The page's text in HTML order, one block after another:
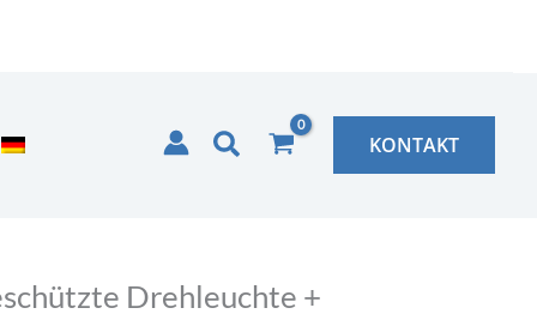
Suchen KONTAKT
Drehleuchte +